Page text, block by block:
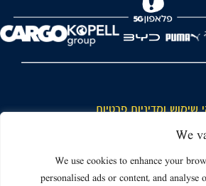
We
We use cookies to enhance your
personalised ads or content, and
שימוש ומדיניות פרטיות
באצטדיון ותנאי שימוש בכרטיסים
דרושים